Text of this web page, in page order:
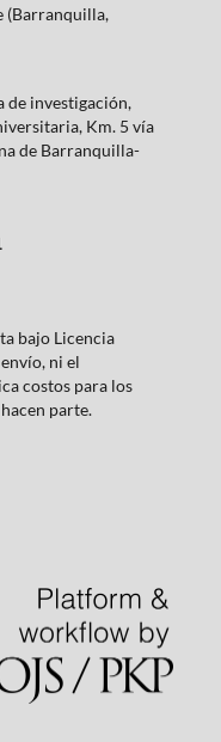
(Barranquilla,
investigación,
Km. 5 vía
de Barranquilla-
bajo Licencia
ni el
costos para los
parte.